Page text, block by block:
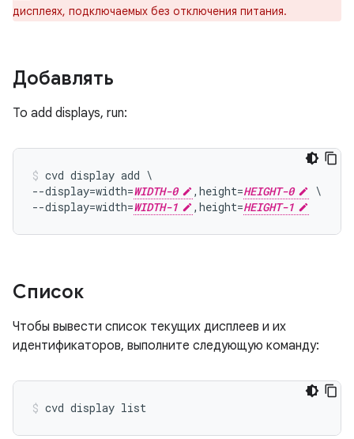
дисплеях, подключаемых без отключения питания.
Добавлять
To add displays, run:
cvd display add \
--display=width=WIDTH-0 ,height=HEIGHT-0
\
--display=width=WIDTH-1 ,height=HEIGHT-1
Список
Чтобы вывести список текущих дисплеев и их
идентификаторов, выполните следующую команду: